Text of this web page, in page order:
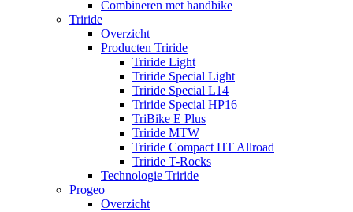
Combineren met handbike
Triride
Overzicht
Producten Triride
Triride Light
Triride Special Light
Triride Special L14
Triride Special HP16
TriBike E Plus
Triride MTW
Triride Compact HT Allroad
Triride T-Rocks
Technologie Triride
Progeo
Overzicht